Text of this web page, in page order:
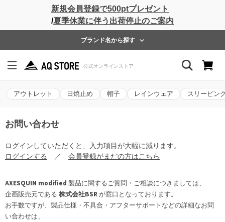
新規会員登録で500ptプレゼント
/夏季休業に伴う出荷停止のご案内
ブランド名から探す
アウトレット 日焼止め 帽子 レインウェア スリーピン
お問い合わせ
ログインしていただくと、入力項目が大幅に減ります。
ログインする ／ 会員登録がまだの方はこちら
AXESQUIN modified 製品に関するご質問・ご相談につきましては、
企画販売元である 株式会社BSRが窓口となっております。
お手数ですが、製品仕様・不具合・アフターサポートなどの詳細なお問
い合わせは、